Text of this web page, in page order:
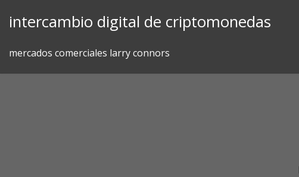
intercambio digital de criptomonedas
mercados comerciales larry connors